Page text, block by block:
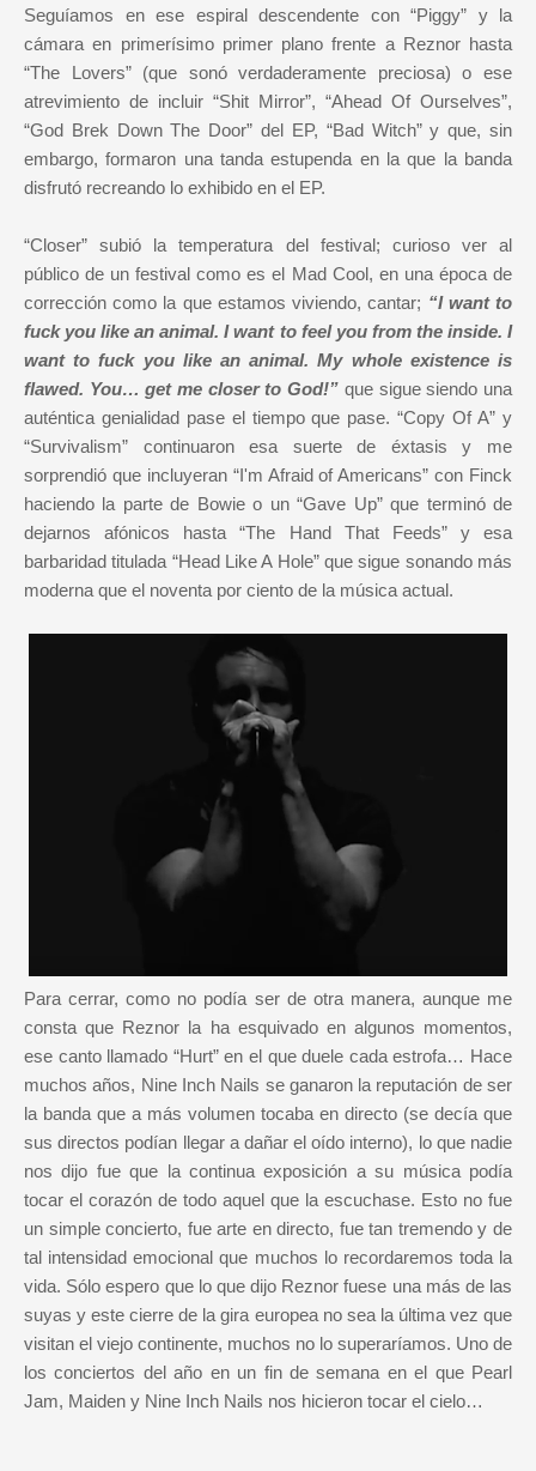
Seguíamos en ese espiral descendente con “Piggy” y la
cámara en primerísimo primer plano frente a Reznor hasta
“The Lovers” (que sonó verdaderamente preciosa) o ese
atrevimiento de incluir “Shit Mirror”, “Ahead Of Ourselves”,
“God Brek Down The Door” del EP, “Bad Witch” y que, sin
embargo, formaron una tanda estupenda en la que la banda
disfrutó recreando lo exhibido en el EP.
“Closer” subió la temperatura del festival; curioso ver al
público de un festival como es el Mad Cool, en una época de
corrección como la que estamos viviendo, cantar; “I want to
fuck you like an animal. I want to feel you from the inside. I
want to fuck you like an animal. My whole existence is
flawed. You… get me closer to God!” que sigue siendo una
auténtica genialidad pase el tiempo que pase. “Copy Of A” y
“Survivalism” continuaron esa suerte de éxtasis y me
sorprendió que incluyeran “I'm Afraid of Americans” con Finck
haciendo la parte de Bowie o un “Gave Up” que terminó de
dejarnos afónicos hasta “The Hand That Feeds” y esa
barbaridad titulada “Head Like A Hole” que sigue sonando más
moderna que el noventa por ciento de la música actual.
Para cerrar, como no podía ser de otra manera, aunque me
consta que Reznor la ha esquivado en algunos momentos,
ese canto llamado “Hurt” en el que duele cada estrofa… Hace
muchos años, Nine Inch Nails se ganaron la reputación de ser
la banda que a más volumen tocaba en directo (se decía que
sus directos podían llegar a dañar el oído interno), lo que nadie
nos dijo fue que la continua exposición a su música podía
tocar el corazón de todo aquel que la escuchase. Esto no fue
un simple concierto, fue arte en directo, fue tan tremendo y de
tal intensidad emocional que muchos lo recordaremos toda la
vida. Sólo espero que lo que dijo Reznor fuese una más de las
suyas y este cierre de la gira europea no sea la última vez que
visitan el viejo continente, muchos no lo superaríamos. Uno de
los conciertos del año en un fin de semana en el que Pearl
Jam, Maiden y Nine Inch Nails nos hicieron tocar el cielo…